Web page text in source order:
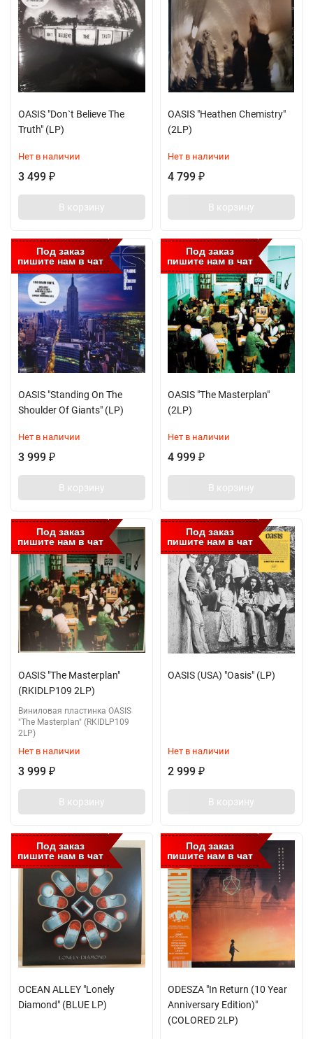
OASIS "Don`t Believe The
Truth" (LP)
Нет в наличии
3 499 ₽
В корзину
OASIS "Heathen Chemistry"
(2LP)
Нет в наличии
4 799 ₽
В корзину
Под заказ
пишите нам в чат
OASIS "Standing On The
Shoulder Of Giants" (LP)
Нет в наличии
3 999 ₽
В корзину
Под заказ
пишите нам в чат
OASIS "The Masterplan"
(2LP)
Нет в наличии
4 999 ₽
В корзину
Под заказ
пишите нам в чат
OASIS "The Masterplan"
(RKIDLP109 2LP)
Виниловая пластинка OASIS
"The Masterplan" (RKIDLP109
2LP)
Нет в наличии
3 999 ₽
В корзину
Под заказ
пишите нам в чат
OASIS (USA) "Oasis" (LP)
Нет в наличии
2 999 ₽
В корзину
Под заказ
пишите нам в чат
OCEAN ALLEY "Lonely
Diamond" (BLUE LP)
Под заказ
пишите нам в чат
ODESZA "In Return (10 Year
Anniversary Edition)"
(COLORED 2LP)